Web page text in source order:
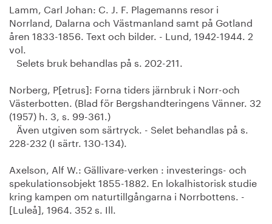
Lamm, Carl Johan: C. J. F. Plagemanns resor i
Norrland, Dalarna och Västmanland samt på Gotland
åren 1833-1856. Text och bilder. - Lund, 1942-1944. 2
vol.
Selets bruk behandlas på s. 202-211.
Norberg, P[etrus]: Forna tiders järnbruk i Norr-och
Västerbotten. (Blad för Bergshandteringens Vänner. 32
(1957) h. 3, s. 99-361.)
Även utgiven som särtryck. - Selet behandlas på s.
228-232 (I särtr. 130-134).
Axelson, Alf W.: Gällivare-verken : investerings- och
spekulationsobjekt 1855-1882. En lokalhistorisk studie
kring kampen om naturtillgångarna i Norrbottens. -
[Luleå], 1964. 352 s. Ill.